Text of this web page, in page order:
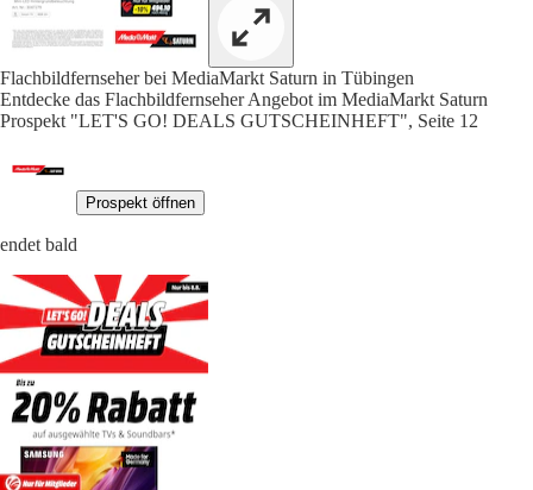
Flachbildfernseher bei MediaMarkt Saturn in Tübingen
Entdecke das Flachbildfernseher Angebot im MediaMarkt Saturn
Prospekt "LET'S GO! DEALS GUTSCHEINHEFT", Seite 12
Prospekt öffnen
endet bald